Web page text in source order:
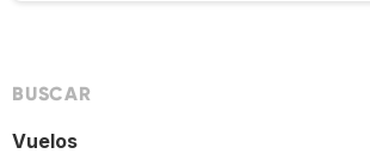
BUSCAR
Vuelos